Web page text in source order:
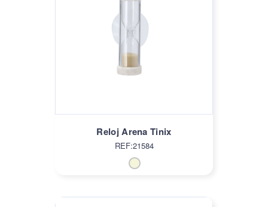
Reloj Arena Tinix
REF:21584